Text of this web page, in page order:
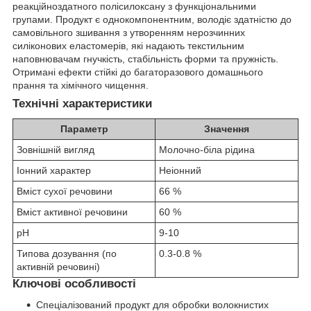
реакційноздатного полісилоксану з функціональними
групами. Продукт є однокомпонентним, володіє здатністю до
самовільного зшивання з утворенням нерозчинних
силіконових еластомерів, які надають текстильним
наповнювачам гнучкість, стабільність форми та пружність.
Отримані ефекти стійкі до багаторазового домашнього
прання та хімічного чищення.
Технічні характеристики
Параметр
Значення
Зовнішній вигляд
Молочно-біла рідина
Іонний характер
Неіонний
Вміст сухої речовини
66 %
Вміст активної речовини
60 %
pH
9-10
Типова дозування (по
активній речовині)
0.3-0.8 %
Ключові особливості
Спеціалізований продукт для обробки волокнистих